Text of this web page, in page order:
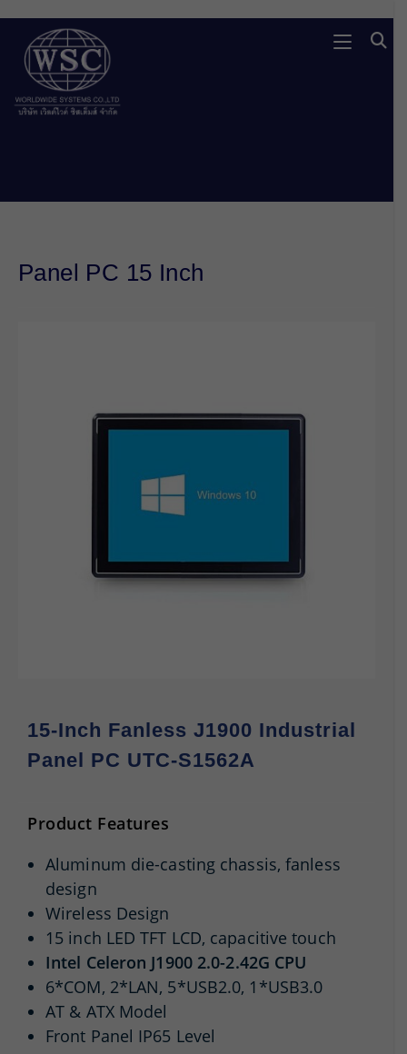
content
Panel PC 15 Inch
15-Inch Fanless J1900 Industrial
Panel PC UTC-S1562A
Product Features
Aluminum die-casting chassis, fanless
design
Wireless Design
15 inch LED TFT LCD, capacitive touch
Intel Celeron J1900 2.0-2.42G CPU
6*COM, 2*LAN, 5*USB2.0, 1*USB3.0
AT & ATX Model
Front Panel IP65 Level